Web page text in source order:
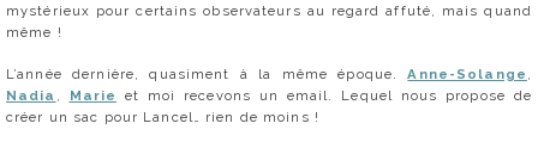
mystérieux pour certains observateurs au regard affuté, mais quand
même !
L’année dernière, quasiment à la même époque.Anne-Solange ,
Nadia , Marie
et moi recevons un email. Lequel nous propose de
créer un sac pour Lancel… rien de moins !